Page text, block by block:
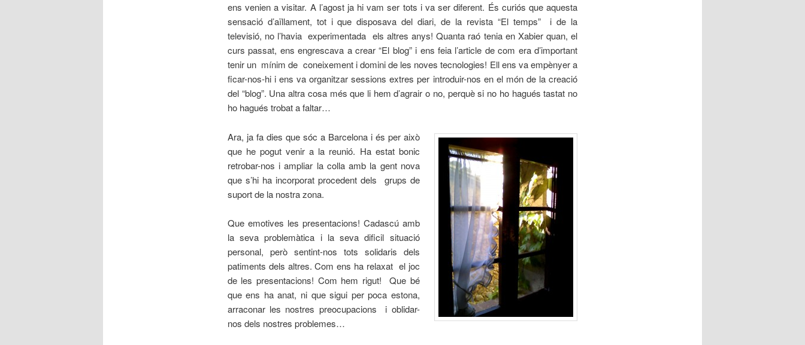
ens venien a visitar. A l’agost ja hi vam ser tots i va ser diferent. És curiós que aquesta
sensació d’aïllament, tot i que disposava del diari, de la revista “El temps” i de la
televisió, no l’havia experimentada els altres anys! Quanta raó tenia en Xabier quan, el
curs passat, ens engrescava a crear “El blog” i ens feia l’article de com era d’important
tenir un mínim de coneixement i domini de les noves tecnologies! Ell ens va empènyer a
ficar-nos-hi i ens va organitzar sessions extres per introduir-nos en el món de la creació
del “blog”. Una altra cosa més que li hem d’agrair o no, perquè si no ho hagués tastat no
ho hagués trobat a faltar…
Ara, ja fa dies que sóc a Barcelona i és per això
que he pogut venir a la reunió. Ha estat bonic
retrobar-nos i ampliar la colla amb la gent nova
que s’hi ha incorporat procedent dels grups de
suport de la nostra zona.
Que emotives les presentacions! Cadascú amb
la seva problemàtica i la seva dificil situació
personal, però sentint-nos tots solidaris dels
patiments dels altres. Com ens ha relaxat el joc
de les presentacions! Com hem rigut! Que bé
que ens ha anat, ni que sigui per poca estona,
arraconar les nostres preocupacions i oblidar-
nos dels nostres problemes…